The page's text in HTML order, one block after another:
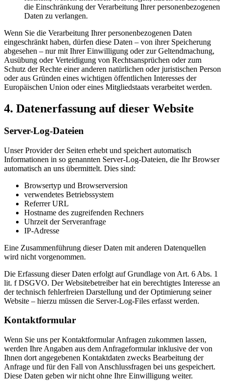
die Einschränkung der Verarbeitung Ihrer personenbezogenen
Daten zu verlangen.
Wenn Sie die Verarbeitung Ihrer personenbezogenen Daten
eingeschränkt haben, dürfen diese Daten – von ihrer Speicherung
abgesehen – nur mit Ihrer Einwilligung oder zur Geltendmachung,
Ausübung oder Verteidigung von Rechtsansprüchen oder zum
Schutz der Rechte einer anderen natürlichen oder juristischen Person
oder aus Gründen eines wichtigen öffentlichen Interesses der
Europäischen Union oder eines Mitgliedstaats verarbeitet werden.
4. Datenerfassung auf dieser Website
Server-Log-Dateien
Unser Provider der Seiten erhebt und speichert automatisch
Informationen in so genannten Server-Log-Dateien, die Ihr Browser
automatisch an uns übermittelt. Dies sind:
Browsertyp und Browserversion
verwendetes Betriebssystem
Referrer URL
Hostname des zugreifenden Rechners
Uhrzeit der Serveranfrage
IP-Adresse
Eine Zusammenführung dieser Daten mit anderen Datenquellen
wird nicht vorgenommen.
Die Erfassung dieser Daten erfolgt auf Grundlage von Art. 6 Abs. 1
lit. f DSGVO. Der Websitebetreiber hat ein berechtigtes Interesse an
der technisch fehlerfreien Darstellung und der Optimierung seiner
Website – hierzu müssen die Server-Log-Files erfasst werden.
Kontaktformular
Wenn Sie uns per Kontaktformular Anfragen zukommen lassen,
werden Ihre Angaben aus dem Anfrageformular inklusive der von
Ihnen dort angegebenen Kontaktdaten zwecks Bearbeitung der
Anfrage und für den Fall von Anschlussfragen bei uns gespeichert.
Diese Daten geben wir nicht ohne Ihre Einwilligung weiter.